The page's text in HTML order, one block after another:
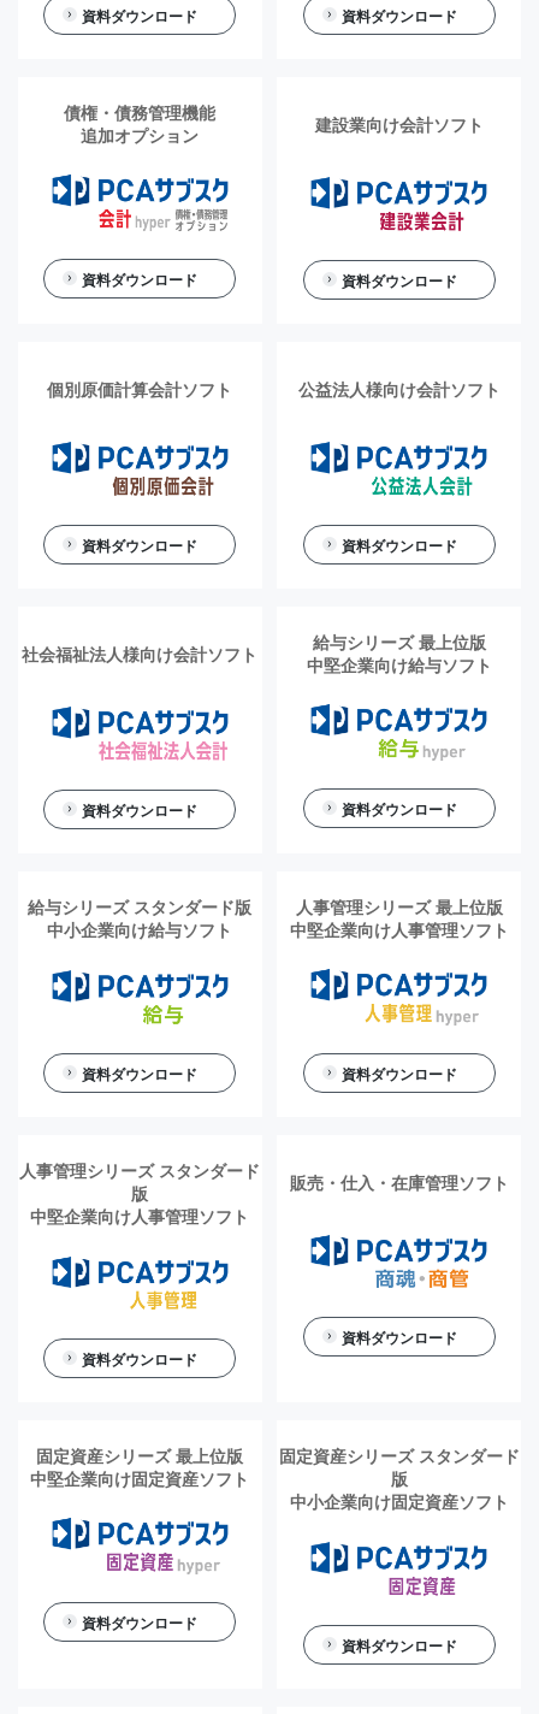
資料ダウンロード 資料ダウンロード
債権・債務管理機能
追加オプション
資料ダウンロード
建設業向け会計ソフト
資料ダウンロード
個別原価計算会計ソフト
資料ダウンロード
公益法人様向け会計ソフト
資料ダウンロード
社会福祉法人様向け会計ソフト
資料ダウンロード
給与シリーズ 最上位版
中堅企業向け給与ソフト
資料ダウンロード
給与シリーズ スタンダード版
中小企業向け給与ソフト
資料ダウンロード
人事管理シリーズ 最上位版
中堅企業向け人事管理ソフト
資料ダウンロード
人事管理シリーズ スタンダード
版
中堅企業向け人事管理ソフト
資料ダウンロード
販売・仕入・在庫管理ソフト
資料ダウンロード
固定資産シリーズ 最上位版
中堅企業向け固定資産ソフト
資料ダウンロード
固定資産シリーズ スタンダード
版
中小企業向け固定資産ソフト
資料ダウンロード